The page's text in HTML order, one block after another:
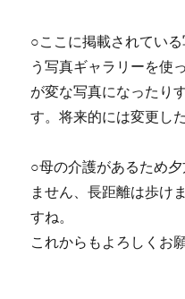
○ここに掲載されてい
う写真ギャラリーを使
が変な写真になったり
す。将来的には変更し
○母の介護があるため
ません、長距離は歩け
すね。
これからもよろしくお